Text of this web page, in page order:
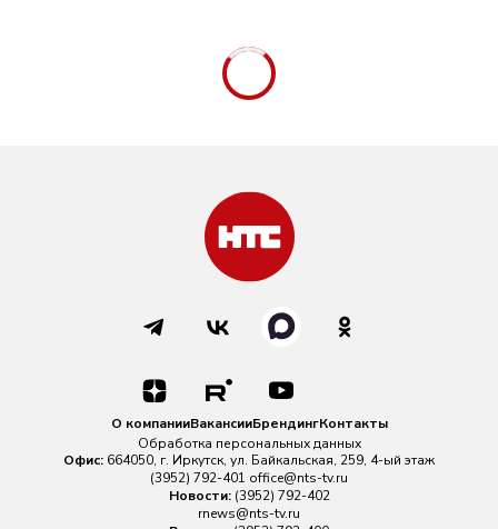
О компанииВакансииБрендингКонтакты
Обработка персональных данных
Офис: 664050, г. Иркутск, ул. Байкальская, 259, 4-ый этаж
(3952) 792-401 office@nts-tv.ru
Новости: (3952) 792-402
rnews@nts-tv.ru